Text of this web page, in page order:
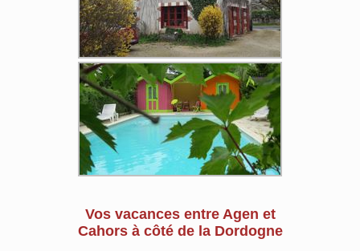
Vos vacances entre Agen et
Cahors à côté de la Dordogne